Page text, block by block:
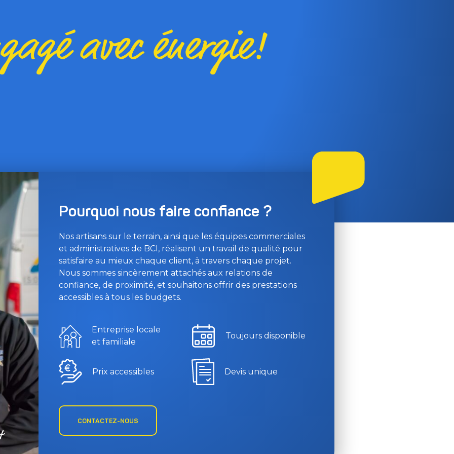
avec énergie!
Pourquoi nous faire confiance ?
Nos artisans sur le terrain, ainsi que les équipes commerciales
et administratives de BCI, réalisent un travail de qualité pour
satisfaire au mieux chaque client, à travers chaque projet.
Nous sommes sincèrement attachés aux relations de
confiance, de proximité, et souhaitons offrir des prestations
accessibles à tous les budgets.
Entreprise locale
et familiale
Toujours disponible
Prix accessibles Devis unique
CONTACTEZ-NOUS